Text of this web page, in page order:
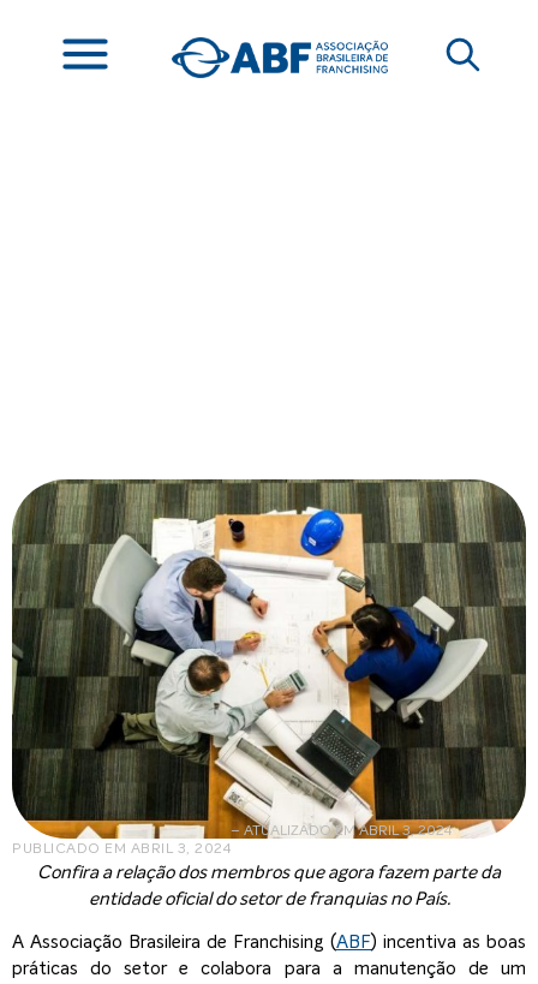
PUBLICADO EM ABRIL 3, 2024
– ATUALIZADO EM ABRIL 3, 2024
Confira a relação dos membros que agora fazem parte da
entidade oficial do setor de franquias no País.
A Associação Brasileira de Franchising (ABF) incentiva as boas
práticas do setor e colabora para a manutenção de um